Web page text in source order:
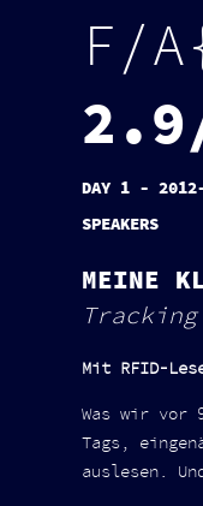
DAY 1 -
SPEAKERS
F/A
2.9
MEINE
Mit RFID-
Was wir vor
Tags,
auslesen.